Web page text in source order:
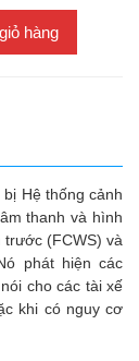
hàng
Hệ thống cảnh
thanh và hình
trước (FCWS) và
phát hiện các
cho các tài xế
khi có nguy cơ